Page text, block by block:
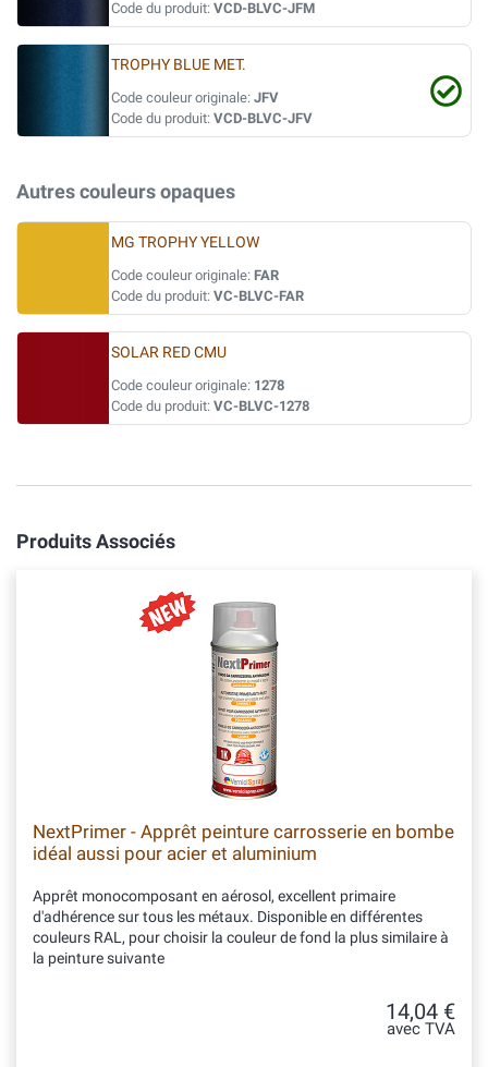
Code du produit: VCD-BLVC-JFM
TROPHY BLUE MET.
Code couleur originale: JFV
Code du produit: VCD-BLVC-JFV
Autres couleurs opaques
MG TROPHY YELLOW
Code couleur originale: FAR
Code du produit: VC-BLVC-FAR
SOLAR RED CMU
Code couleur originale: 1278
Code du produit: VC-BLVC-1278
Produits Associés
NextPrimer - Apprêt peinture carrosserie en bombe
idéal aussi pour acier et aluminium
Apprêt monocomposant en aérosol, excellent primaire
d'adhérence sur tous les métaux. Disponible en différentes
couleurs RAL, pour choisir la couleur de fond la plus similaire à
la peinture suivante
14,04 €
avec TVA